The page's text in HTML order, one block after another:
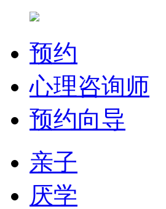
预约
心理咨询师
预约向导
亲子
厌学